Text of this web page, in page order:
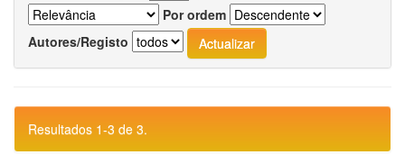
Por ordem
Autores/Registo
Resultados 1-3 de 3.